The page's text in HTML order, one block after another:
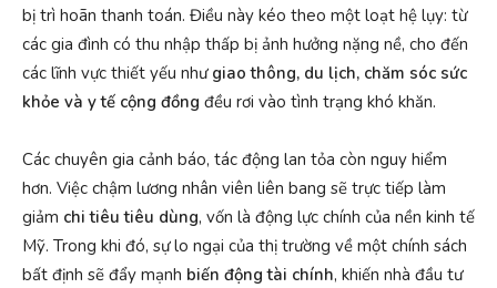
bị trì hoãn thanh toán. Điều này kéo theo một loạt hệ lụy: từ
các gia đình có thu nhập thấp bị ảnh hưởng nặng nề, cho đến
các lĩnh vực thiết yếu như giao thông, du lịch, chăm sóc sức
khỏe và y tế cộng đồng đều rơi vào tình trạng khó khăn.
Các chuyên gia cảnh báo, tác động lan tỏa còn nguy hiểm
hơn. Việc chậm lương nhân viên liên bang sẽ trực tiếp làm
giảm chi tiêu tiêu dùng, vốn là động lực chính của nền kinh tế
Mỹ. Trong khi đó, sự lo ngại của thị trường về một chính sách
bất định sẽ đẩy mạnh biến động tài chính, khiến nhà đầu tư